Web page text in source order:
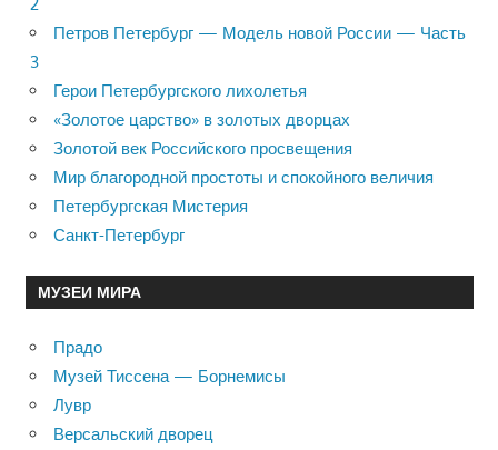
Петров Петербург — Модель новой России — Часть
3
Герои Петербургского лихолетья
«Золотое царство» в золотых дворцах
Золотой век Российского просвещения
Мир благородной простоты и спокойного величия
Петербургская Мистерия
Санкт-Петербург
МУЗЕИ МИРА
Прадо
Музей Тиссена — Борнемисы
Лувр
Версальский дворец